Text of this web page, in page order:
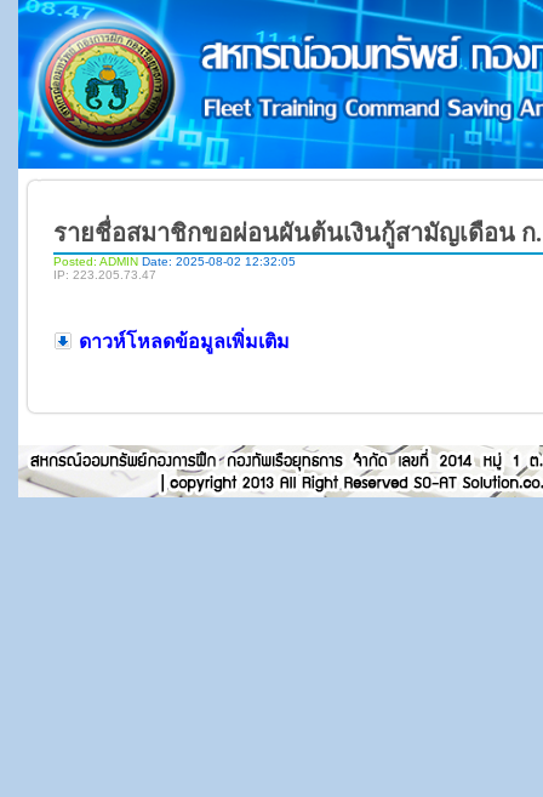
รายชื่อสมาชิกขอผ่อนผันต้นเงินกู้สามัญเดือน ก.
Posted: ADMIN Date: 2025-08-02 12:32:05
IP: 223.205.73.47
ดาวห์โหลดข้อมูลเพิ่มเติม